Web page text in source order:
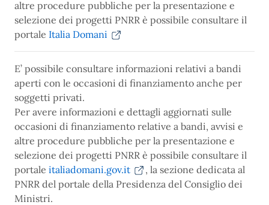
altre procedure pubbliche per la presentazione e
selezione dei progetti PNRR è possibile consultare il
portale Italia Domani
E’ possibile consultare informazioni relativi a bandi
aperti con le occasioni di finanziamento anche per
soggetti privati.
Per avere informazioni e dettagli aggiornati sulle
occasioni di finanziamento relative a bandi, avvisi e
altre procedure pubbliche per la presentazione e
selezione dei progetti PNRR è possibile consultare il
portale italiadomani.gov.it
, la sezione dedicata al
PNRR del portale della Presidenza del Consiglio dei
Ministri.